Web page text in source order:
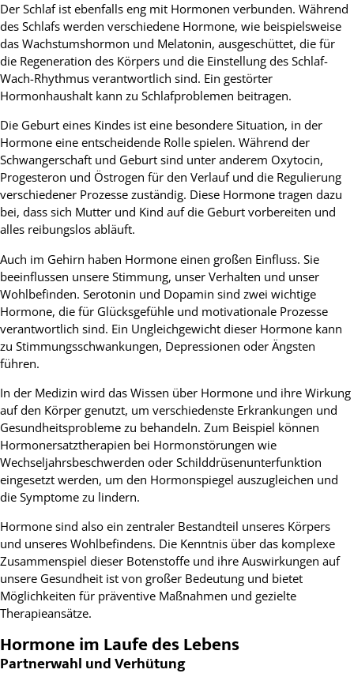
Der Schlaf ist ebenfalls eng mit Hormonen verbunden. Während
des Schlafs werden verschiedene Hormone, wie beispielsweise
das Wachstumshormon und Melatonin, ausgeschüttet, die für
die Regeneration des Körpers und die Einstellung des Schlaf-
Wach-Rhythmus verantwortlich sind. Ein gestörter
Hormonhaushalt kann zu Schlafproblemen beitragen.
Die Geburt eines Kindes ist eine besondere Situation, in der
Hormone eine entscheidende Rolle spielen. Während der
Schwangerschaft und Geburt sind unter anderem Oxytocin,
Progesteron und Östrogen für den Verlauf und die Regulierung
verschiedener Prozesse zuständig. Diese Hormone tragen dazu
bei, dass sich Mutter und Kind auf die Geburt vorbereiten und
alles reibungslos abläuft.
Auch im Gehirn haben Hormone einen großen Einfluss. Sie
beeinflussen unsere Stimmung, unser Verhalten und unser
Wohlbefinden. Serotonin und Dopamin sind zwei wichtige
Hormone, die für Glücksgefühle und motivationale Prozesse
verantwortlich sind. Ein Ungleichgewicht dieser Hormone kann
zu Stimmungsschwankungen, Depressionen oder Ängsten
führen.
In der Medizin wird das Wissen über Hormone und ihre Wirkung
auf den Körper genutzt, um verschiedenste Erkrankungen und
Gesundheitsprobleme zu behandeln. Zum Beispiel können
Hormonersatztherapien bei Hormonstörungen wie
Wechseljahrsbeschwerden oder Schilddrüsenunterfunktion
eingesetzt werden, um den Hormonspiegel auszugleichen und
die Symptome zu lindern.
Hormone sind also ein zentraler Bestandteil unseres Körpers
und unseres Wohlbefindens. Die Kenntnis über das komplexe
Zusammenspiel dieser Botenstoffe und ihre Auswirkungen auf
unsere Gesundheit ist von großer Bedeutung und bietet
Möglichkeiten für präventive Maßnahmen und gezielte
Therapieansätze.
Hormone im Laufe des Lebens
Partnerwahl und Verhütung